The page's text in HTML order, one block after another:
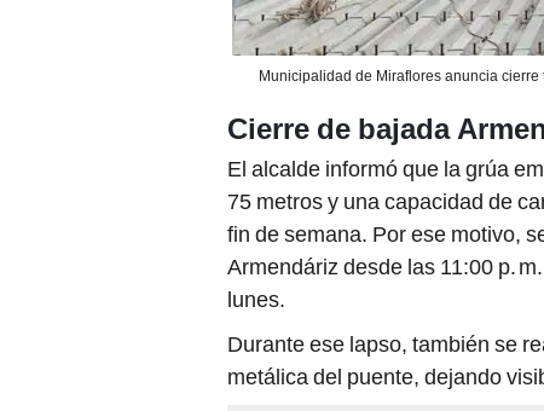
Municipalidad de Miraflores anuncia
Cierre de bajada
El alcalde informó que la grúa
75 metros y una capacidad de
fin de semana. Por ese motivo,
Armendáriz desde las 11:00 p.
lunes.
Durante ese lapso, también se
metálica del puente, dejando